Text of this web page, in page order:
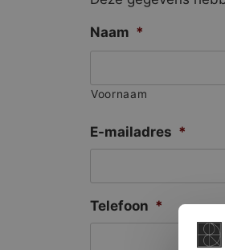
Naam *
Voornaam
E-mailadres *
Telefoon *